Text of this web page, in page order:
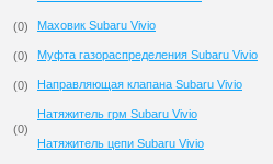
(0)
(0)
(0)
(0)
Маховик Subaru Vivio
Муфта газораспределения Subaru Vivio
Направляющая клапана Subaru Vivio
Натяжитель грм Subaru Vivio
Натяжитель цепи Subaru Vivio